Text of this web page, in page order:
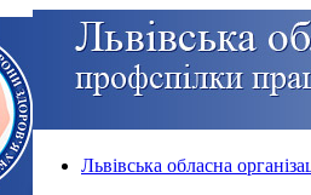
Львівська обласна